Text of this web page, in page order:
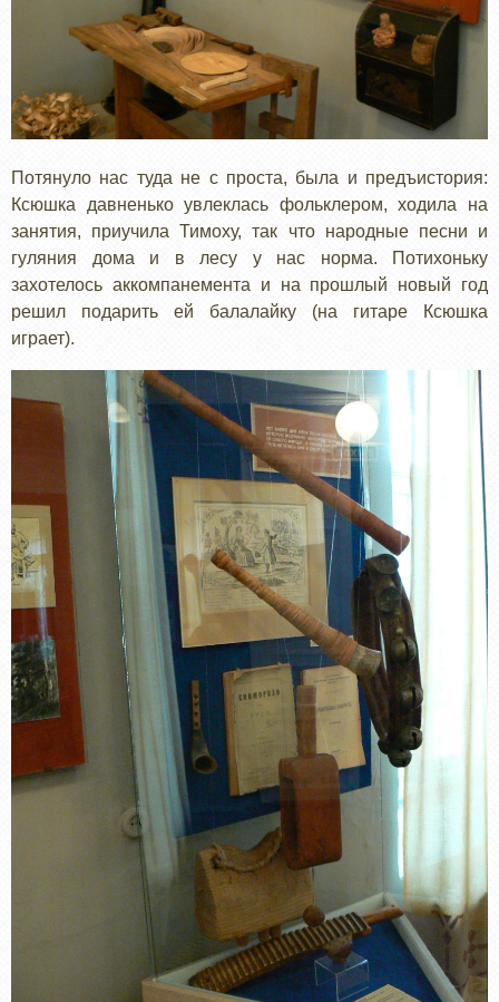
Потянуло нас туда не с проста, была и предъистория:
Ксюшка давненько увлеклась фольклером, ходила на
занятия, приучила Тимоху, так что народные песни и
гуляния дома и в лесу у нас норма. Потихоньку
захотелось аккомпанемента и на прошлый новый год
решил подарить ей балалайку (на гитаре Ксюшка
играет).